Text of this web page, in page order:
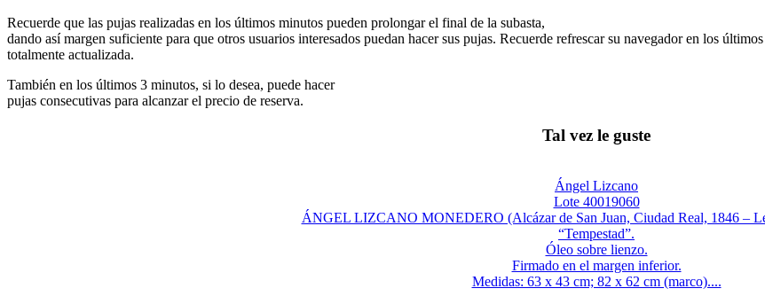
Recuerde que las pujas realizadas en los últimos minutos pueden prolongar el final de la subasta,
dando así margen suficiente para que otros usuarios interesados puedan hacer sus pujas. Recuerde refrescar su navegador en los
totalmente actualizada.
También en los últimos 3 minutos, si lo desea, puede hacer
pujas consecutivas para alcanzar el precio de reserva.
Tal vez le guste
Ángel Lizcano
Lote 40019060
ÁNGEL LIZCANO MONEDERO (Alcázar de San Juan, Ciudad Real, 1846 –
“Tempestad”.
Óleo sobre lienzo.
Firmado en el margen inferior.
Medidas: 63 x 43 cm; 82 x 62 cm (marco)....